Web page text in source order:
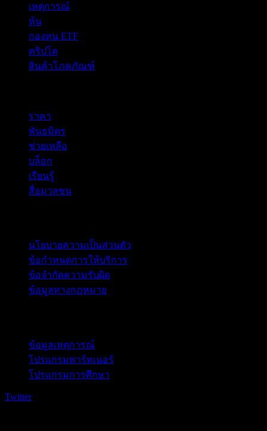
เหตุการณ์
หุ้น
กองทุน ETF
คริปโต
สินค้าโภคภัณฑ์
ราคา
พันธมิตร
ช่วยเหลือ
บล็อก
เรียนรู้
สื่อมวลชน
นโยบายความเป็นส่วนตัว
ข้อกำหนดการให้บริการ
ข้อจำกัดความรับผิด
ข้อมูลทางกฎหมาย
ข้อมูลเหตุการณ์
โปรแกรมพาร์ทเนอร์
โปรแกรมการศึกษา
Twitter